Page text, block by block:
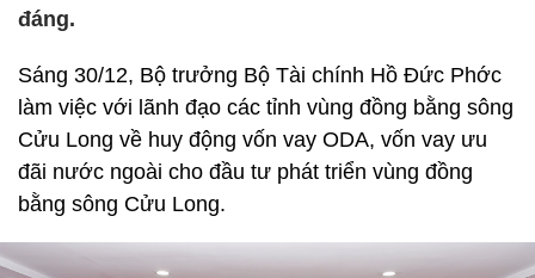
đáng.
Sáng 30/12, Bộ trưởng Bộ Tài chính Hồ Đức Phớc
làm việc với lãnh đạo các tỉnh vùng đồng bằng sông
Cửu Long về huy động vốn vay ODA, vốn vay ưu
đãi nước ngoài cho đầu tư phát triển vùng đồng
bằng sông Cửu Long.